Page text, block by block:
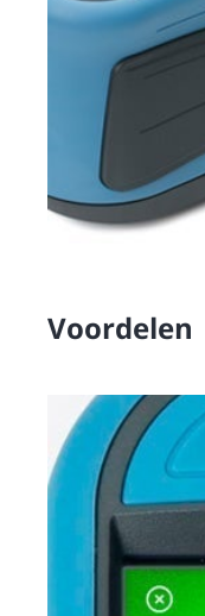
Voordelen